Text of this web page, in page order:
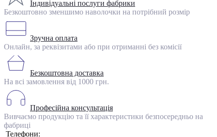
Індивідуальні послуги фабрики
Безкоштовно зменшимо наволочки на потрібний розмір
Зручна оплата
Онлайн, за реквізитами або при отриманні без комісії
Безкоштовна доставка
На всі замовлення від 1000 грн.
Професійна консультація
Вивчаємо продукцію та її характеристики безпосередньо на
фабриці
Телефони: